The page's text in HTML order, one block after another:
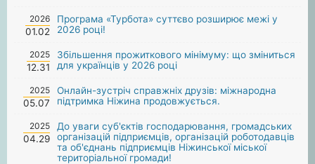
2026
01.02
Програма «Турбота» суттєво розширює межі у
2026 році!
2025
12.31
Збільшення прожиткового мінімуму: що зміниться
для українців у 2026 році
2025
05.07
Онлайн-зустріч справжніх друзів: міжнародна
підтримка Ніжина продовжується.
2025
04.29
До уваги суб'єктів господарювання, громадських
організацій підприємців, організацій роботодавців
та об'єднань підприємців Ніжинської міської
територіальної громади!